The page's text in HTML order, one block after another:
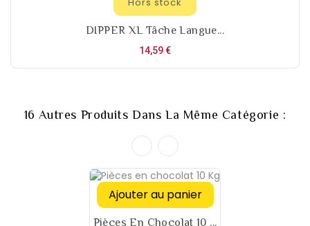
DIPPER XL Tâche Langue...
14,59 €Prix
16 Autres Produits Dans La Même Catégorie :
Ajouter au panier
Pièces En Chocolat 10 ...